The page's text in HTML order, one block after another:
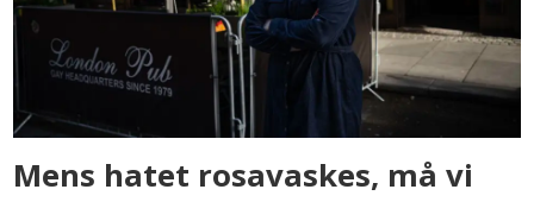
Mens hatet rosavaskes, må vi